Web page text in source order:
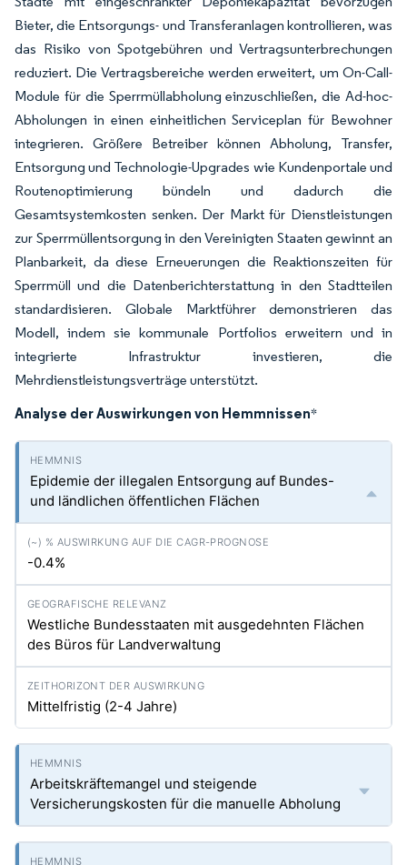
Bieter, die Entsorgungs- und Transferanlagen kontrollieren, was
das Risiko von Spotgebühren und Vertragsunterbrechungen
reduziert. Die Vertragsbereiche werden erweitert, um On-Call-
Module für die Sperrmüllabholung einzuschließen, die Ad-hoc-
Abholungen in einen einheitlichen Serviceplan für Bewohner
integrieren. Größere Betreiber können Abholung, Transfer,
Entsorgung und Technologie-Upgrades wie Kundenportale und
Routenoptimierung bündeln und dadurch die
Gesamtsystemkosten senken. Der Markt für Dienstleistungen
zur Sperrmüllentsorgung in den Vereinigten Staaten gewinnt an
Planbarkeit, da diese Erneuerungen die Reaktionszeiten für
Sperrmüll und die Datenberichterstattung in den Stadtteilen
standardisieren. Globale Marktführer demonstrieren das
Modell, indem sie kommunale Portfolios erweitern und in
integrierte Infrastruktur investieren, die
Mehrdienstleistungsverträge unterstützt.
Analyse der Auswirkungen von Hemmnissen*
Epidemie der illegalen Entsorgung auf Bundes-
und ländlichen öffentlichen Flächen
-0.4%
Westliche Bundesstaaten mit ausgedehnten Flächen
des Büros für Landverwaltung
Mittelfristig (2-4 Jahre)
Arbeitskräftemangel und steigende
Versicherungskosten für die manuelle Abholung